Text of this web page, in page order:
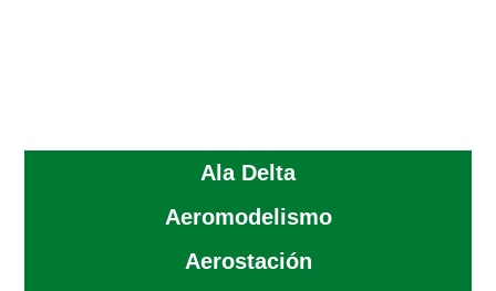
Ala Delta
Aeromodelismo
Aerostación